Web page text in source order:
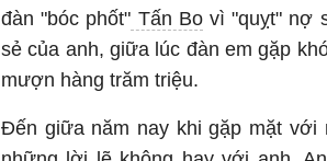
đàn "bóc phốt" Tấn Bovì "quỵt" nợ
sẻ của anh, giữa lúc đàn em gặp
mượn hàng trăm triệu.
Đến giữa năm nay khi gặp mặt